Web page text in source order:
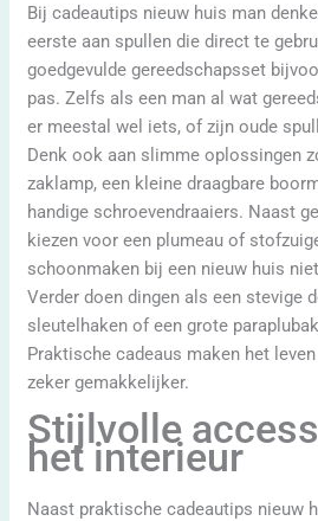
Bij cadeautips nieuw huis man
eerste aan spullen die direct te
goedgevulde gereedschapsset
pas. Zelfs als een man al wat
er meestal wel iets, of zijn oude
Denk ook aan slimme oplossingen
zaklamp, een kleine draagbare
handige schroevendraaiers. Naast
kiezen voor een plumeau of
schoonmaken bij een nieuw huis
Verder doen dingen als een stevige
sleutelhaken of een grote
Praktische cadeaus maken het
zeker gemakkelijker.
Stijlvolle
het interieur
Naast praktische cadeautips nieuw